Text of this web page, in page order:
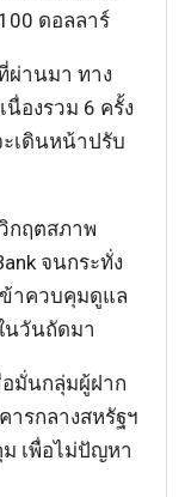
ดอลลาร์
ผ่านมา ทาง
นื่องรวม 6 ครั้ง
เดินหน้าปรับ
กฤตสภาพ
จนกระทั่ง
ข้าควบคุมดูแล
นวันถัดมา
มั่นกลุ่มผู้ฝาก
ารกลางสหรัฐฯ
เพื่อไม่ปัญหา